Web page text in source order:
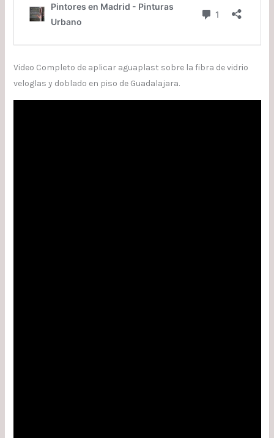
Video Completo de aplicar aguaplast sobre la fibra de vidrio
veloglas y doblado en piso de Guadalajara.